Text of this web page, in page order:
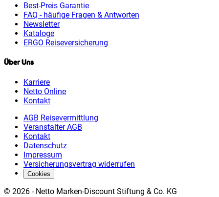
Best-Preis Garantie
FAQ - häufige Fragen & Antworten
Newsletter
Kataloge
ERGO Reiseversicherung
Über Uns
Karriere
Netto Online
Kontakt
AGB Reisevermittlung
Veranstalter AGB
Kontakt
Datenschutz
Impressum
Versicherungsvertrag widerrufen
Cookies
© 2026 - Netto Marken-Discount Stiftung & Co. KG